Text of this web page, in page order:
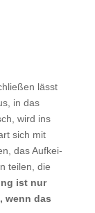
lässt
in das
wird ins
sich mit
das Auf­kei­
tei­len, die
ist nur
, wenn das